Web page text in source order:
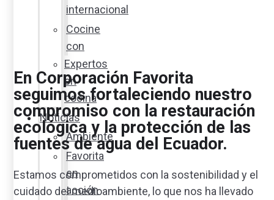
internacional
Cocine
con
Expertos
en
cocina
Noticias
Ambiente
Favorita
en
acción
En Corporación Favorita
seguimos fortaleciendo nuestro
compromiso con la restauración
ecológica y la protección de las
fuentes de agua del Ecuador.
Estamos comprometidos con la sostenibilidad y el
cuidado del medioambiente, lo que nos ha llevado